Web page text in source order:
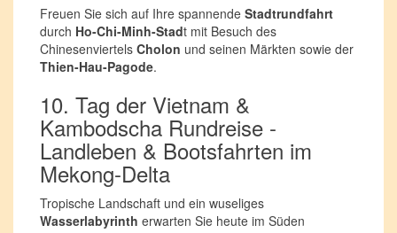
Freuen Sie sich auf Ihre spannende Stadtrundfahrt
durch Ho-Chi-Minh-Stadt mit Besuch des
Chinesenviertels Cholon und seinen Märkten sowie der
Thien-Hau-Pagode.
10. Tag der Vietnam &
Kambodscha Rundreise -
Landleben & Bootsfahrten im
Mekong-Delta
Tropische Landschaft und ein wuseliges
Wasserlabyrinth erwarten Sie heute im Süden